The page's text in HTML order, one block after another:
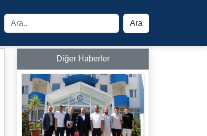
Ara
Diğer Haberler